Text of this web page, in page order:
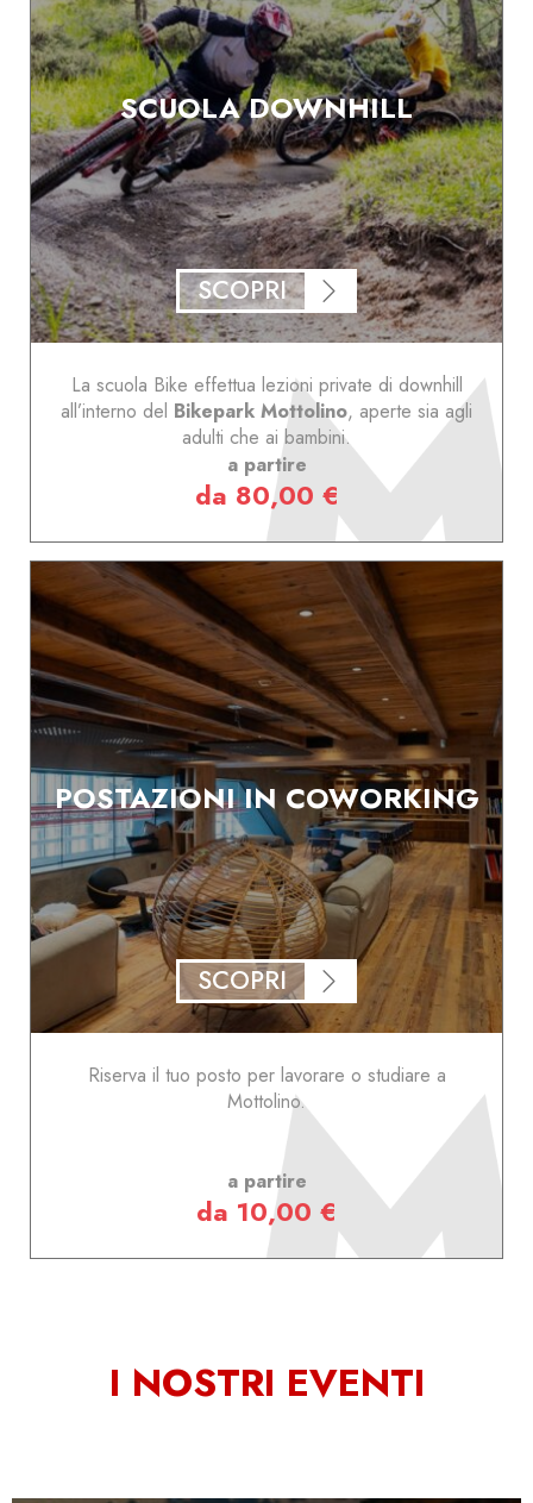
SCUOLA DOWNHILL
SCOPRI
La scuola Bike effettua lezioni private di downhill
all’interno del Bikepark Mottolino, aperte sia agli
adulti che ai bambini.
a partire
da 80,00 €
POSTAZIONI IN COWORKING
SCOPRI
Riserva il tuo posto per lavorare o studiare a
Mottolino.
a partire
da 10,00 €
I NOSTRI EVENTI